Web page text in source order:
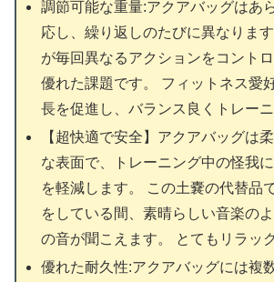
調節可能な重量:アクアバッグはあ
応し、繰り返しのたびに異なりま
が毎回異なるアクションをコント
優れた課題です。 フィットネス愛
長を促進し、バランス良くトレーニ
【超快適で安全】アクアバッグは
な表面で、トレーニング中の怪我
を軽減します。 この土嚢の代替品
をしている間、素晴らしい音楽の
の音が聞こえます。 とてもリラック
優れた耐久性:アクアバッグには複